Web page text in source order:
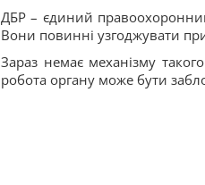
ДБР – єдиний
Вони повинні узгоджувати
Зараз немає механізму
робота органу може бути